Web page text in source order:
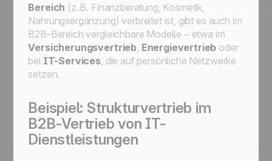
Bereich (z. B. Finanzberatung, Kosmetik,
Nahrungsergänzung) verbreitet ist, gibt es auch im
B2B-Bereich vergleichbare Modelle – etwa im
Versicherungsvertrieb, Energievertrieb oder
bei IT-Services, die auf persönliche Netzwerke
setzen.
Beispiel: Strukturvertrieb im
B2B-Vertrieb von IT-
Dienstleistungen